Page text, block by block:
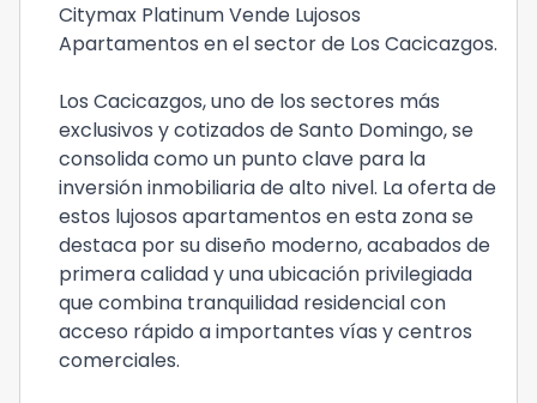
Citymax Platinum Vende Lujosos
Apartamentos en el sector de Los Cacicazgos.
Los Cacicazgos, uno de los sectores más
exclusivos y cotizados de Santo Domingo, se
consolida como un punto clave para la
inversión inmobiliaria de alto nivel. La oferta de
estos lujosos apartamentos en esta zona se
destaca por su diseño moderno, acabados de
primera calidad y una ubicación privilegiada
que combina tranquilidad residencial con
acceso rápido a importantes vías y centros
comerciales.